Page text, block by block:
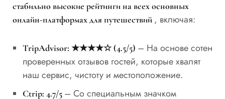
стабильно высокие рейтинги на всех основных
онлайн-платформах для путешествий , включая:
TripAdvisor: ★★★★☆ (4.5/5) – На основе сотен
проверенных отзывов гостей, которые хвалят
наш сервис, чистоту и местоположение.
Ctrip: 4.7/5 – Со специальным значком